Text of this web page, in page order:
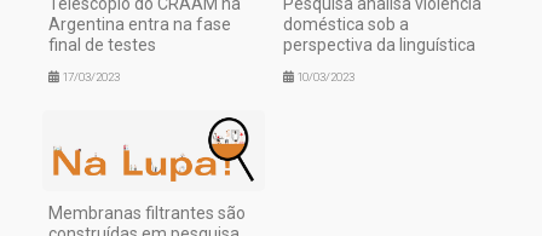
Argentina entra na fase
final de testes
17/03/2023
doméstica sob a
perspectiva da linguística
10/03/2023
Membranas filtrantes são